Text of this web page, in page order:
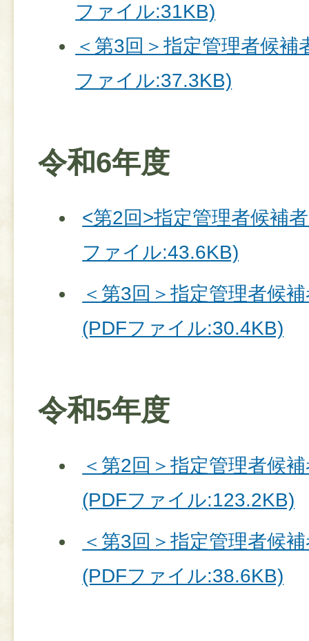
ファイル:31KB)
＜第3回＞指定管理者候補
ファイル:37.3KB)
令和6年度
<第2回>指定管理者候補
ファイル:43.6KB)
＜第3回＞指定管理者候
(PDFファイル:30.4KB)
令和5年度
＜第2回＞指定管理者候
(PDFファイル:123.2KB)
＜第3回＞指定管理者候
(PDFファイル:38.6KB)